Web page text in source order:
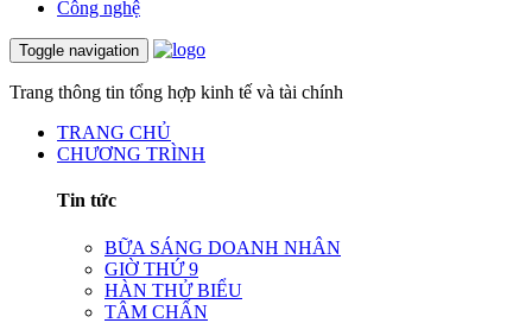
Công nghệ
Toggle navigation
Trang thông tin tổng hợp kinh tế và tài chính
TRANG CHỦ
CHƯƠNG TRÌNH
Tin tức
BỮA SÁNG DOANH NHÂN
GIỜ THỨ 9
HÀN THỬ BIỂU
TÂM CHẤN